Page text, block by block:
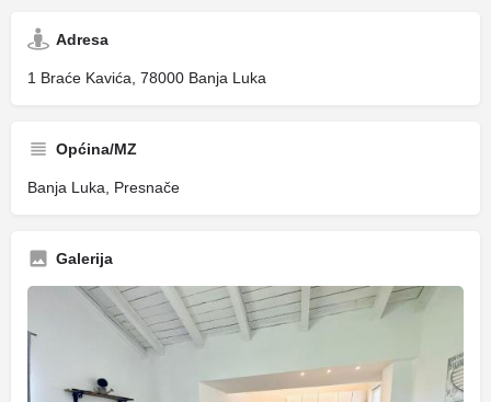
Adresa
1 Braće Kavića, 78000 Banja Luka
Općina/MZ
Banja Luka, Presnače
Galerija